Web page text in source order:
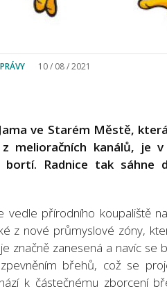
10 / 08 / 2021
ve Starém Městě,
melioračních kanálů, je
bortí. Radnice tak
vedle přírodního koupaliště
z nové průmyslové zóny,
značně zanesená a navíc
břehů, což se
k částečnému zborcení